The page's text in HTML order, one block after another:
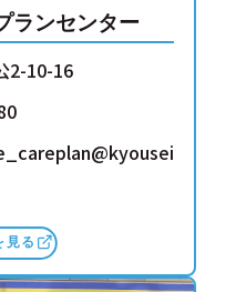
ランセンター
2-10-16
見る